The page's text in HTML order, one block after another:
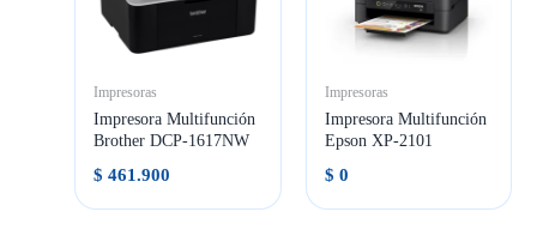
Impresoras
Impresora Multifunción
Brother DCP-1617NW
$ 461.900
Impresoras
Impresora Multifunción
Epson XP-2101
$ 0